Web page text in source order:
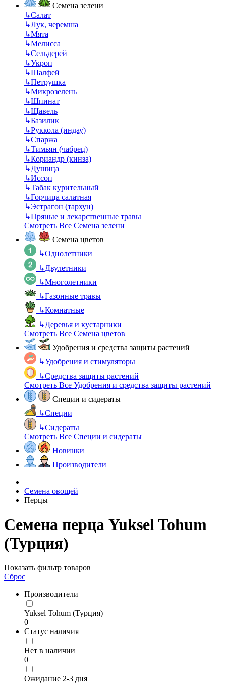
Семена зелени
↳Салат
↳Лук, черемша
↳Мята
↳Мелисса
↳Сельдерей
↳Укроп
↳Шалфей
↳Петрушка
↳Микрозелень
↳Шпинат
↳Щавель
↳Базилик
↳Руккола (индау)
↳Спаржа
↳Тимьян (чабрец)
↳Кориандр (кинза)
↳Душица
↳Иссоп
↳Табак курительный
↳Горчица салатная
↳Эстрагон (тархун)
↳Пряные и лекарственные травы
Смотреть Все Семена зелени
Семена цветов
↳Однолетники
↳Двулетники
↳Многолетники
↳Газонные травы
↳Комнатные
↳Деревья и кустарники
Смотреть Все Семена цветов
Удобрения и средства защиты растений
↳Удобрения и стимуляторы
↳Средства защиты растений
Смотреть Все Удобрения и средства защиты растений
Специи и сидераты
↳Специи
↳Сидераты
Смотреть Все Специи и сидераты
Новинки
Производители
Семена овощей
Перцы
Семена перца Yuksel Tohum
(Турция)
Показать фильтр товаров
Сброс
Производители
Yuksel Tohum (Турция)
0
Статус наличия
Нет в наличии
0
Ожидание 2-3 дня